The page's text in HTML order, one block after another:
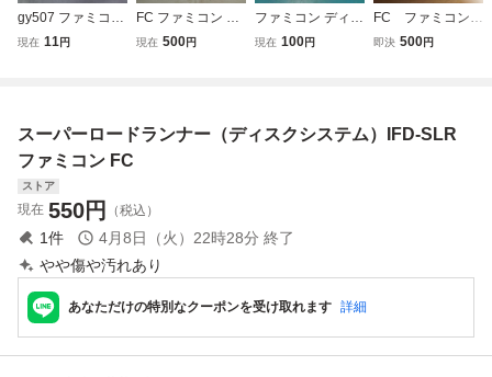
gy507 ファミコン
FC ディスクシス
現在 11円
FC ファミコン デ
ィスクシステム デ
現在 500円
ファミコン ディス
クシステム スーパ
現在 100円
FC ファミコン
スーパーマリオブ
即決 500円
スーパーロードランナー（ディスクシステム）IFD-SLR
ファミコン FC
ストア
現在 550円 （税込）
1件 4月8日（火）22時28分 終了
やや傷や汚れあり
あなただけの特別なクーポンを受け取れます 詳細